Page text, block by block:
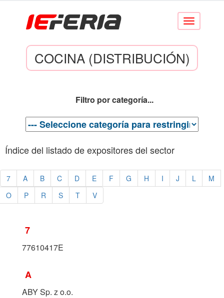
Conmutar
navegación
COCINA (DISTRIBUCIÓN)
Filtro por categoría...
Índice del listado de expositores del sector
7 A B C D E F G H I J L
M
O
P R S T V
7
77610417E
A
ABY Sp. z o.o.